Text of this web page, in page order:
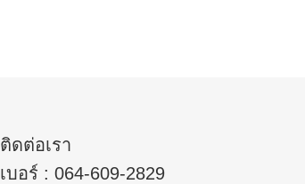
ติดต่อเรา
เบอร์ : 064-609-2829